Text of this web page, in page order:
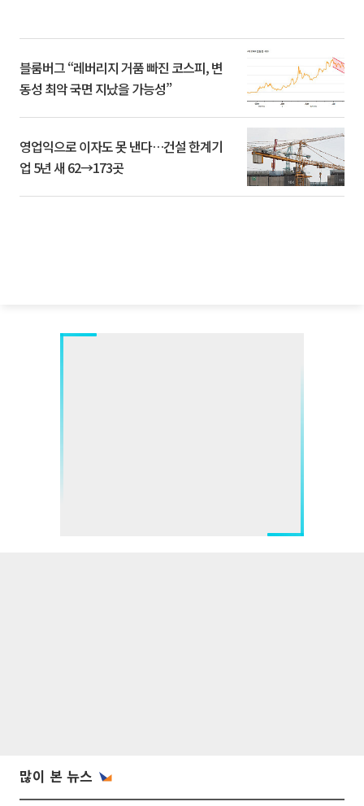
블룸버그 “레버리지 거품 빠진 코스피, 변
동성 최악 국면 지났을 가능성”
영업익으로 이자도 못 낸다…건설 한계기
업 5년 새 62→173곳
많이 본 뉴스